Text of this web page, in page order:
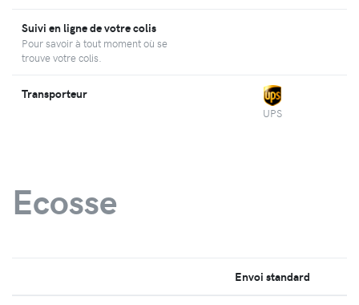
Suivi en ligne de votre colis
Pour savoir à tout moment où se
trouve votre colis.
Transporteur
UPS
Ecosse
Envoi standard